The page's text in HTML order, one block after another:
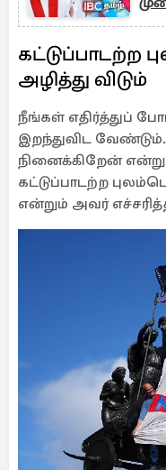
கட்டுப்பாடற்ற
அழித்து விடும்
நீங்கள் எதிர்த்துப்
இறந்துவிட
நினைக்கிறேன் என்று
கட்டுப்பாடற்ற
என்றும் அவர்